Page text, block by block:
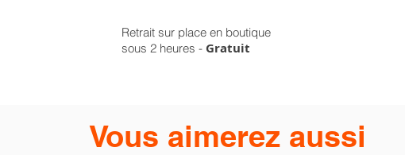
Retrait sur place en boutique
sous 2 heures - Gratuit
Vous aimerez aussi